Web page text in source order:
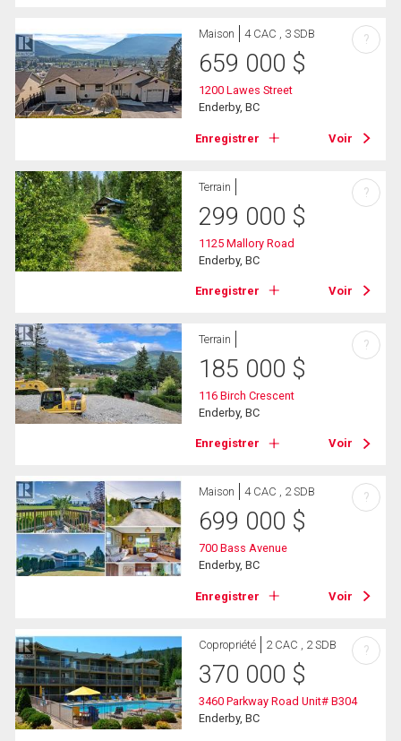
Maison 4 CAC , 3 SDB
659 000 $
1200 Lawes Street
Enderby, BC
Enregistrer Voir
?
Terrain
299 000 $
1125 Mallory Road
Enderby, BC
Enregistrer Voir
?
Terrain
185 000 $
116 Birch Crescent
Enderby, BC
Enregistrer Voir
?
Maison 4 CAC , 2 SDB
699 000 $
700 Bass Avenue
Enderby, BC
Enregistrer Voir
?
Copropriété 2 CAC , 2 SDB
370 000 $
3460 Parkway Road Unit# B304
Enderby, BC
?